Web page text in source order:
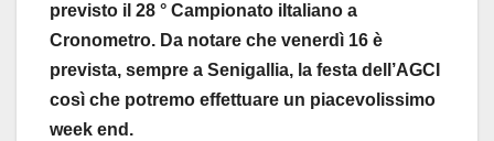
previsto il 28 ° Campionato iItaliano a
Cronometro. Da notare che venerdì 16 è
prevista, sempre a Senigallia, la festa dell’AGCI
così che potremo effettuare un piacevolissimo
week end.